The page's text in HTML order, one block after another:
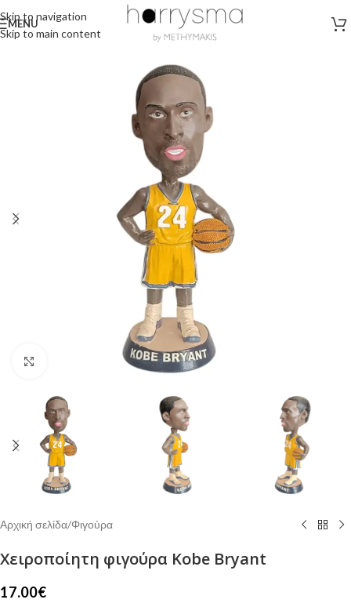
Skip to navigation
Skip to main content
MENU
Αρχική σελίδα/Φιγούρα
Χειροποίητη φιγούρα Kobe Bryant
17.00€